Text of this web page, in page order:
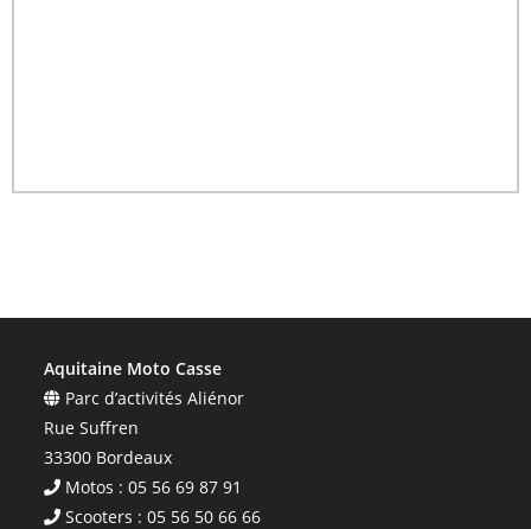
Aquitaine Moto Casse
Parc d’activités Aliénor
Rue Suffren
33300 Bordeaux
Motos : 05 56 69 87 91
Scooters : 05 56 50 66 66